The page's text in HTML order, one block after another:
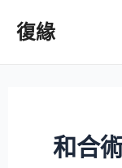
復緣
和合